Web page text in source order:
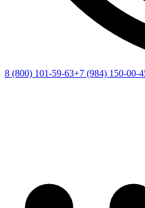
8 (800) 101-59-63+7 (984) 150-00-